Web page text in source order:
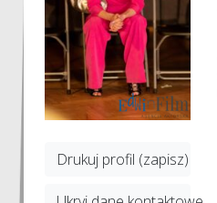
Drukuj profil (zapisz)